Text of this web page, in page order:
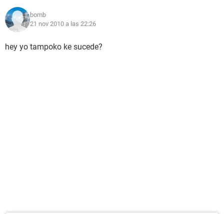
bomb
21 nov 2010 a las 22:26
hey yo tampoko ke sucede?